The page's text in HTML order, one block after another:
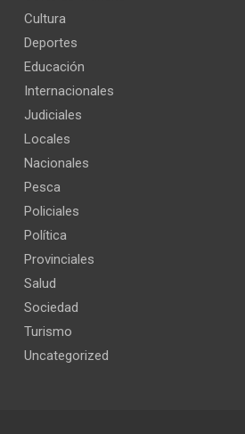
Cultura
Deportes
Educación
Internacionales
Judiciales
Locales
Nacionales
Pesca
Policiales
Política
Provinciales
Salud
Sociedad
Turismo
Uncategorized